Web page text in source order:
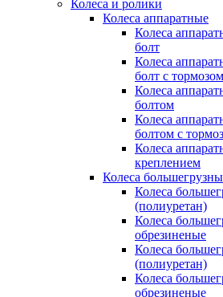
Колеса и ролики
Колеса аппаратные
Колеса
болт
Колеса
болт с тормозом
Колеса
болтом
Колеса
болтом с
Колеса
креплением
Колеса
Колеса
(полиуретан)
Колеса
обрезиненые
Колеса
(полиуретан)
Колеса
обрезиненые